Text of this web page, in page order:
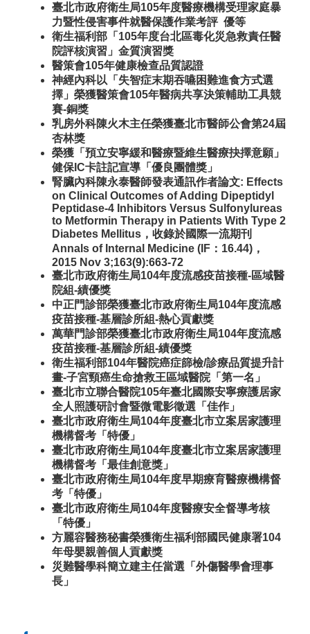
臺北市政府衛生局105年度醫療機構受理家庭暴
力暨性侵害事件就醫保護作業考評 優等
衛生福利部「105年度台北區毒化災急救責任醫
院評核演習」金質演習獎
醫策會105年健康檢查品質認證
神經內科以「失智症末期吞嚥困難進食方式選
擇」榮獲醫策會105年醫病共享決策輔助工具競
賽-銅獎
乳房外科陳火木主任榮獲臺北市醫師公會第24屆
杏林獎
榮獲「預立安寧緩和醫療暨維生醫療抉擇意願」
健保IC卡註記宣導「優良團體獎」
腎臟內科陳永泰醫師發表通訊作者論文: Effects
on Clinical Outcomes of Adding Dipeptidyl
Peptidase-4 Inhibitors Versus Sulfonylureas
to Metformin Therapy in Patients With Type 2
Diabetes Mellitus，收錄於國際一流期刊
Annals of Internal Medicine (IF：16.44)，
2015 Nov 3;163(9):663-72
臺北市政府衛生局104年度流感疫苗接種-區域醫
院組-績優獎
中正門診部榮獲臺北市政府衛生局104年度流感
疫苗接種-基層診所組-熱心貢獻獎
萬華門診部榮獲臺北市政府衛生局104年度流感
疫苗接種-基層診所組-績優獎
衛生福利部104年醫院癌症篩檢/診療品質提升計
畫-子宮頸癌生命搶救王區域醫院「第一名」
臺北市立聯合醫院105年臺北國際安寧療護居家
全人照護研討會暨微電影徵選「佳作」
臺北市政府衛生局104年度臺北市立案居家護理
機構督考「特優」
臺北市政府衛生局104年度臺北市立案居家護理
機構督考「最佳創意獎」
臺北市政府衛生局104年度早期療育醫療機構督
考「特優」
臺北市政府衛生局104年度醫療安全督導考核
「特優」
方麗容醫務秘書榮獲衛生福利部國民健康署104
年母嬰親善個人貢獻獎
災難醫學科簡立建主任當選「外傷醫學會理事
長」